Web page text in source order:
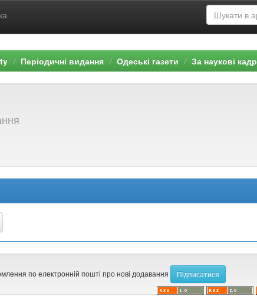
Періодичні видання Одеські газети За наукові
по електронній пошті про нові додавання